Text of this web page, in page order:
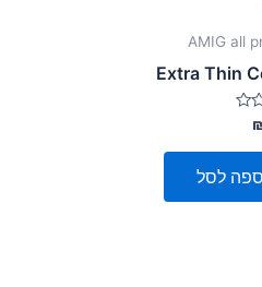
AMIG all
Extra Thin
לסל